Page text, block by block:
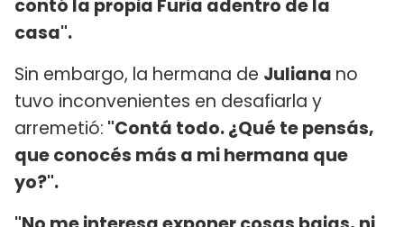
contó la propia Furia adentro de la
casa".
Sin embargo, la hermana de Juliana no
tuvo inconvenientes en desafiarla y
arremetió: "Contá todo. ¿Qué te pensás,
que conocés más a mi hermana que
yo?".